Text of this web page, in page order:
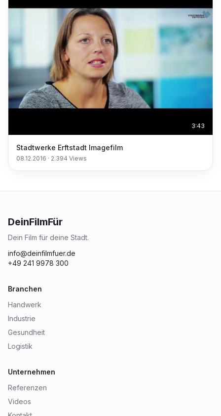
3:43
Stadtwerke Erftstadt Imagefilm
08.12.2016 · 2.394 Views
DeinFilmFür
Dein Film für deine Stadt.
info@deinfilmfuer.de
+49 241 9978 300
Branchen
Handwerk
Industrie
Gesundheit
Logistik
Unternehmen
Referenzen
Videos